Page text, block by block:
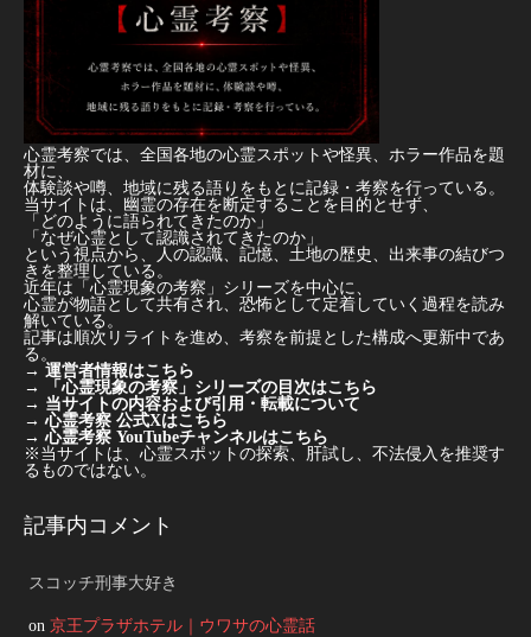
心霊考察では、全国各地の心霊スポットや怪異、ホラー作品を題
材に、
体験談や噂、地域に残る語りをもとに記録・考察を行っている。
当サイトは、幽霊の存在を断定することを目的とせず、
「どのように語られてきたのか」
「なぜ心霊として認識されてきたのか」
という視点から、人の認識、記憶、土地の歴史、出来事の結びつ
きを整理している。
近年は「心霊現象の考察」シリーズを中心に、
心霊が物語として共有され、恐怖として定着していく過程を読み
解いている。
記事は順次リライトを進め、考察を前提とした構成へ更新中であ
る。
→ 運営者情報はこちら
→
「心霊現象の考察」シリーズの目次はこちら
→ 当サイトの内容および引用・転載について
→ 心霊考察 公式Xはこちら
→ 心霊考察 YouTubeチャンネルはこちら
※当サイトは、心霊スポットの探索、肝試し、不法侵入を推奨す
るものではない。
記事内コメント
スコッチ刑事大好き
on 京王プラザホテル｜ウワサの心霊話